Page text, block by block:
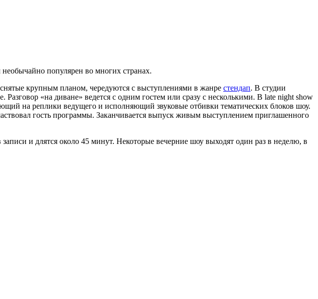
популярен во многих странах.
крупным планом, чередуются с выступлениями в жанре стендап. В студии
«на диване» ведется с одним гостем или сразу с несколькими. В late night show
на реплики ведущего и исполняющий звуковые отбивки тематических блоков шоу.
гость программы. Заканчивается выпуск живым выступлением приглашенного
и длятся около 45 минут. Некоторые вечерние шоу выходят один раз в неделю, в